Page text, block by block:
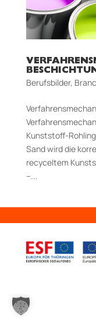
Berufsbilder,
Kunststoff-
Sand wird die
recyceltem
–...